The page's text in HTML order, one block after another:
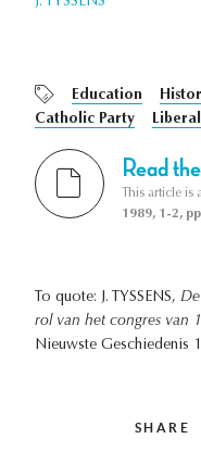
Education
Catholic Party
Read
This article
1989, 1-2,
To quote: J. TYSSENS,
rol van het congres van
Nieuwste Geschiedenis
SHARE